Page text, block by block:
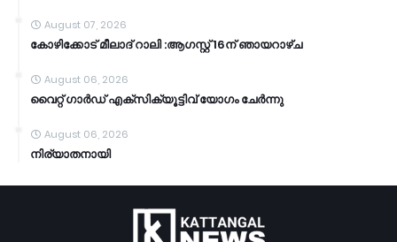
August 07, 2026
കോഴിക്കോട് മീലാദ് റാലി :ആഗസ്റ്റ് 16ന് ഞായറാഴ്ച
August 06, 2026
വൈറ്റ് ഗാർഡ് എക്സിക്യൂട്ടിവ് യോഗം ചേർന്നു
August 06, 2026
നിര്യാതനായി